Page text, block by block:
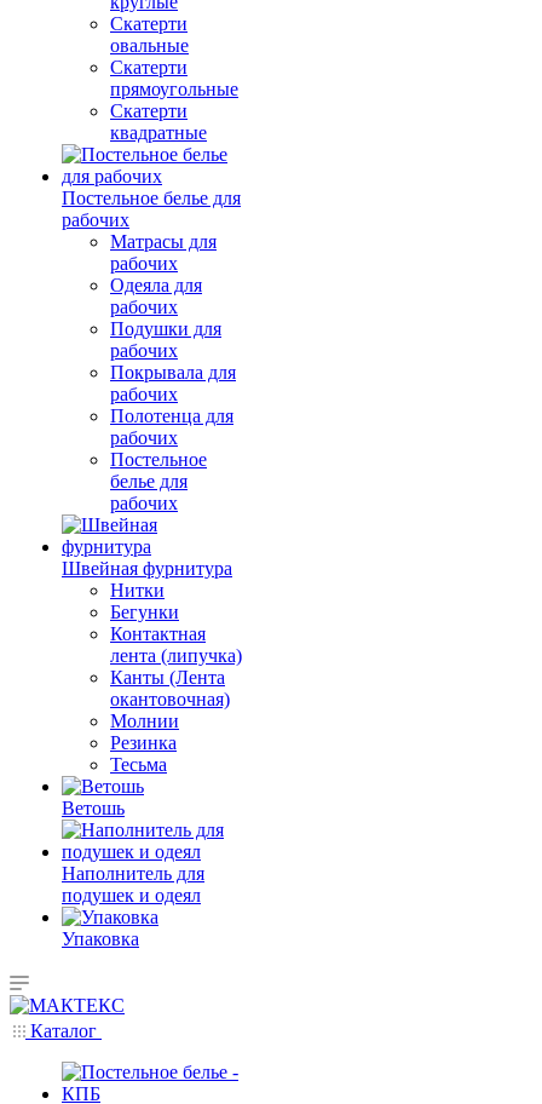
Скатерти
овальные
Скатерти
прямоугольные
Скатерти
квадратные
Постельное белье для
рабочих
Матрасы для
рабочих
Одеяла для
рабочих
Подушки для
рабочих
Покрывала для
рабочих
Полотенца для
рабочих
Постельное
белье для
рабочих
Швейная фурнитура
Нитки
Бегунки
Контактная
лента (липучка)
Канты (Лента
окантовочная)
Молнии
Резинка
Тесьма
Ветошь
Наполнитель для
подушек и одеял
Упаковка
Каталог